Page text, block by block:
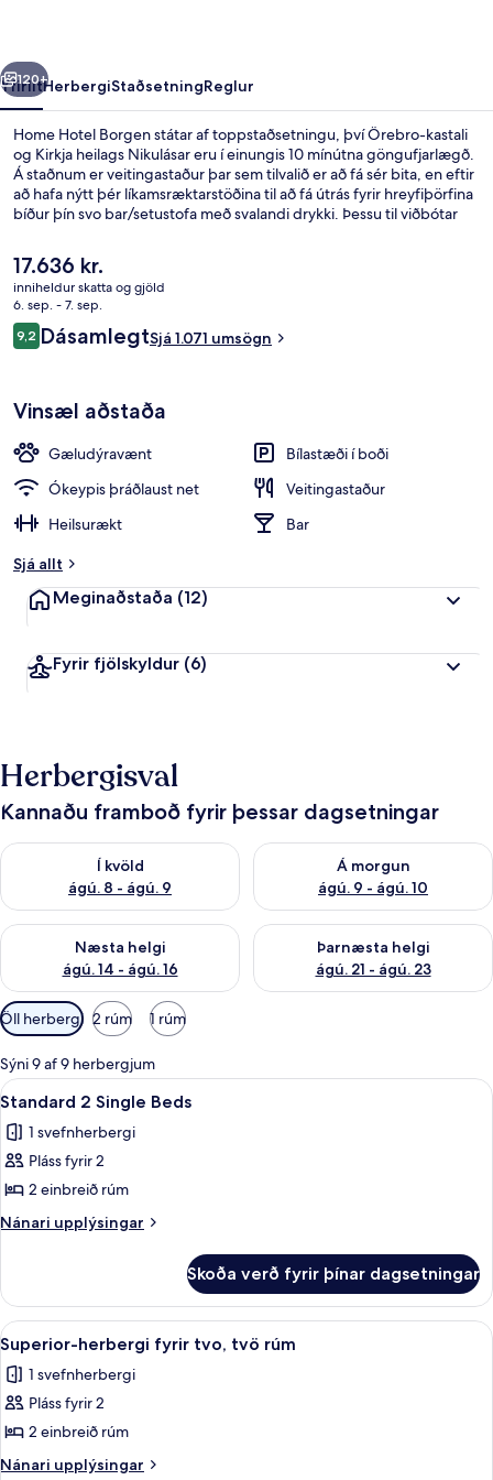
Næsta
120+
YfirlitHerbergiStaðsetningReglur
Home Hotel Borgen státar af toppstaðsetningu, því Örebro-kastali
og Kirkja heilags Nikulásar eru í einungis 10 mínútna göngufjarlægð.
Á staðnum er veitingastaður þar sem tilvalið er að fá sér bita, en eftir
að hafa nýtt þér líkamsræktarstöðina til að fá útrás fyrir hreyfiþörfina
bíður þín svo bar/setustofa með svalandi drykki. Þessu til viðbótar
mínútna göngufjarlægð. Aðrir gestir hafa sérstaklega sagt að
hjálpsamt starfsfólk sé meðal helstu kosta gististaðarins.
Núverandi
verð
er
17.636 kr.
17.636 kr.
inniheldur skatta og gjöld
6. sep. - 7. sep.
Umsagnir
9,29,2 af 10
DásamlegtSjá 1.071 umsögn
Vinsæl aðstaða
Gæludýravænt
Bílastæði í boði
Ókeypis þráðlaust net
Veitingastaður
Heilsurækt
Bar
Sjá allt
Meginaðstaða (12)
Fyrir fjölskyldur (6)
Herbergisval
Kannaðu framboð fyrir þessar dagsetningar
Í kvöld
ágú. 8 - ágú. 9
Athuga framboð í kvöld ágú. 8 - ágú. 9
Á morgun
ágú. 9 - ágú. 10
Athuga framboð á morgun
Næsta helgi
ágú. 14 - ágú. 16
Athuga framboð næstu helgi ágú. 14 - ágú. 16
Þarnæsta helgi
ágú. 21 - ágú. 23
Athuga framboð þarnæstu
Síur
í
boði
fyrir
herbergi
Öll herbergi 2 rúm 1 rúm
Sýni 9 af 9 herbergjum
Skoða
allar
myndir
fyrir
Standard
2
Standard 2 Single Beds |
13
Standard 2 Single Beds
1 svefnherbergi
Pláss fyrir 2
2 einbreið rúm
Nánari upplýsingar
Nánari
2
Single
Beds
Skoða verð fyrir þínar dagsetningar
Skoða
allar
myndir
fyrir
Superior-
herbergi
Superior-herbergi fyrir tvo, tvö
14
Superior-herbergi fyrir tvo, tvö rúm
1 svefnherbergi
Pláss fyrir 2
2 einbreið rúm
Nánari upplýsingar
Nánari